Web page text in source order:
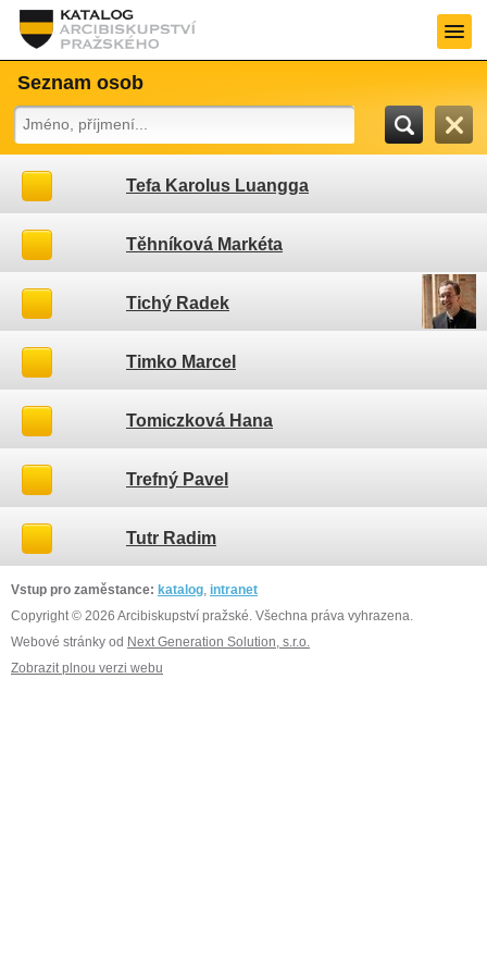
Seznam osob
Tefa Karolus Luangga
Těhníková Markéta
Tichý Radek
Timko Marcel
Tomiczková Hana
Trefný Pavel
Tutr Radim
Vstup pro zaměstance: katalog, intranet
Copyright © 2026 Arcibiskupství pražské. Všechna práva vyhrazena.
Webové stránky od Next Generation Solution, s.r.o.
Zobrazit plnou verzi webu